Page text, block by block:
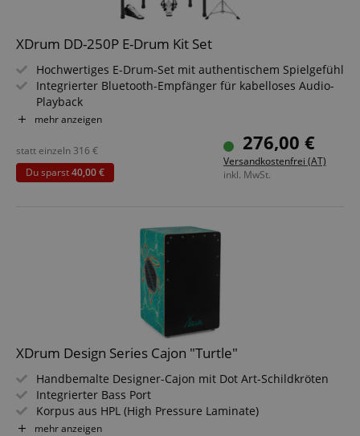
XDrum DD-250P E-Drum Kit Set
Hochwertiges E-Drum-Set mit authentischem Spielgefühl
Integrierter Bluetooth-Empfänger für kabelloses Audio-
Playback
4" Kickpad mit echter Fußmaschine statt einfachem
Erweiterbar durch zusätzlichen Beckenpad-Eingang
Realistische Mesh-Heads für präzise Dynamiksteuerung
Sparset inklusive Hocker, Schule und Kopfhörer
mehr anzeigen
276,00 €
Versandkostenfrei (AT)
inkl. MwSt.
statt einzeln 316 €
Du sparst40,00 €
XDrum Design Series Cajon "Turtle"
Handbemalte Designer-Cajon mit Dot Art-Schildkröten
Integrierter Bass Port
Korpus aus HPL (High Pressure Laminate)
Obere Hälfte der Schlagfläche geschraubt
mehr anzeigen